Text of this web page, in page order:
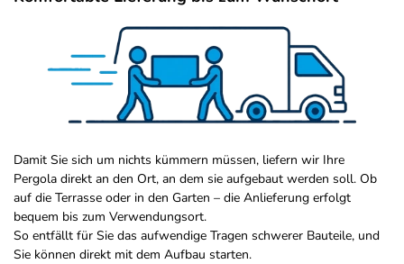
Damit Sie sich um nichts kümmern müssen, liefern wir Ihre
Pergola direkt an den Ort, an dem sie aufgebaut werden soll. Ob
auf die Terrasse oder in den Garten – die Anlieferung erfolgt
bequem bis zum Verwendungsort.
So entfällt für Sie das aufwendige Tragen schwerer Bauteile, und
Sie können direkt mit dem Aufbau starten.